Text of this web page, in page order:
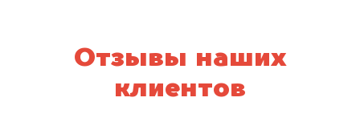
Отзывы наших
клиентов